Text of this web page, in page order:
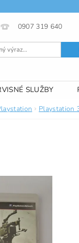
0907 319 640
SLUŽBY
Playstation